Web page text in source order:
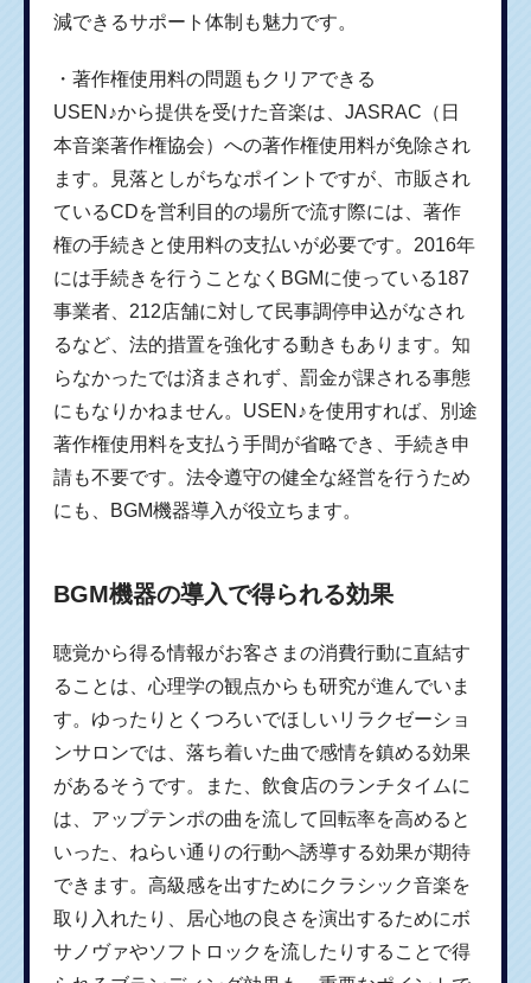
減できるサポート体制も魅力です。
・著作権使用料の問題もクリアできる
USEN♪から提供を受けた音楽は、JASRAC（日
本音楽著作権協会）への著作権使用料が免除され
ます。見落としがちなポイントですが、市販され
ているCDを営利目的の場所で流す際には、著作
権の手続きと使用料の支払いが必要です。2016年
には手続きを行うことなくBGMに使っている187
事業者、212店舗に対して民事調停申込がなされ
るなど、法的措置を強化する動きもあります。知
らなかったでは済まされず、罰金が課される事態
にもなりかねません。USEN♪を使用すれば、別途
著作権使用料を支払う手間が省略でき、手続き申
請も不要です。法令遵守の健全な経営を行うため
にも、BGM機器導入が役立ちます。
BGM機器の導入で得られる効果
聴覚から得る情報がお客さまの消費行動に直結す
ることは、心理学の観点からも研究が進んでいま
す。ゆったりとくつろいでほしいリラクゼーショ
ンサロンでは、落ち着いた曲で感情を鎮める効果
があるそうです。また、飲食店のランチタイムに
は、アップテンポの曲を流して回転率を高めると
いった、ねらい通りの行動へ誘導する効果が期待
できます。高級感を出すためにクラシック音楽を
取り入れたり、居心地の良さを演出するためにボ
サノヴァやソフトロックを流したりすることで得